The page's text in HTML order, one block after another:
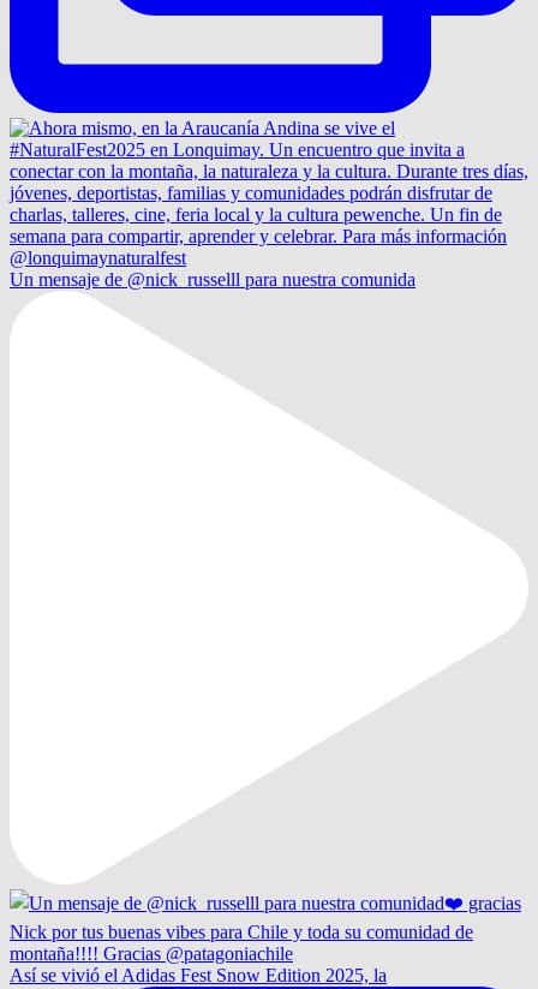
Un mensaje de @nick_russelll para nuestra comunida
Así se vivió el Adidas Fest Snow Edition 2025, la